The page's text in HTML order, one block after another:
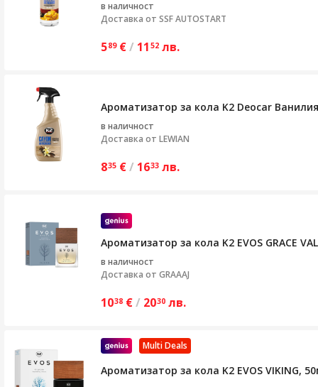
в наличност
Доставка от SSF AUTOSTART
589 €/ 11 52 лв.
Ароматизатор за кола K2 Deocar
в наличност
Доставка от LEWIAN
835 €/ 1633 лв.
Ароматизатор за кола K2 EVOS GRACE
в наличност
Доставка от GRAAAJ
1038 €/ 2030 лв.
Multi Deals
Ароматизатор за кола K2 EVOS VIKING,